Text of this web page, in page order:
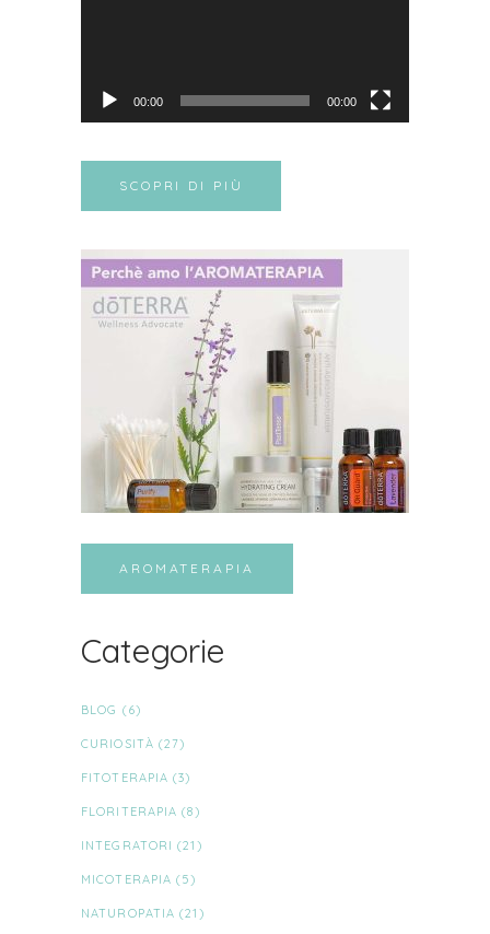
00:00 00:00
SCOPRI DI PIÙ
AROMATERAPIA
Categorie
BLOG (6)
CURIOSITÀ (27)
FITOTERAPIA (3)
FLORITERAPIA (8)
INTEGRATORI (21)
MICOTERAPIA (5)
NATUROPATIA (21)